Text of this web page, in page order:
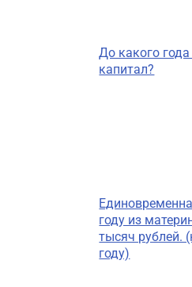
До какого
капитал?
году из
тысяч рублей.
году)